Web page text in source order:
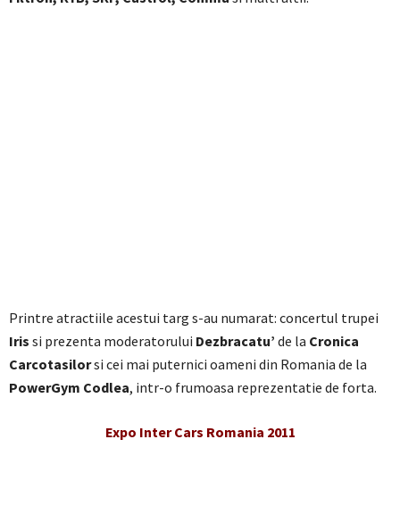
Printre atractiile acestui targ s-au numarat: concertul trupei
Iris si prezenta moderatorului Dezbracatu’ de la Cronica
Carcotasilorsi cei mai puternici oameni din Romania de la
PowerGym Codlea, intr-o frumoasa reprezentatie de forta.
Expo Inter Cars Romania 2011